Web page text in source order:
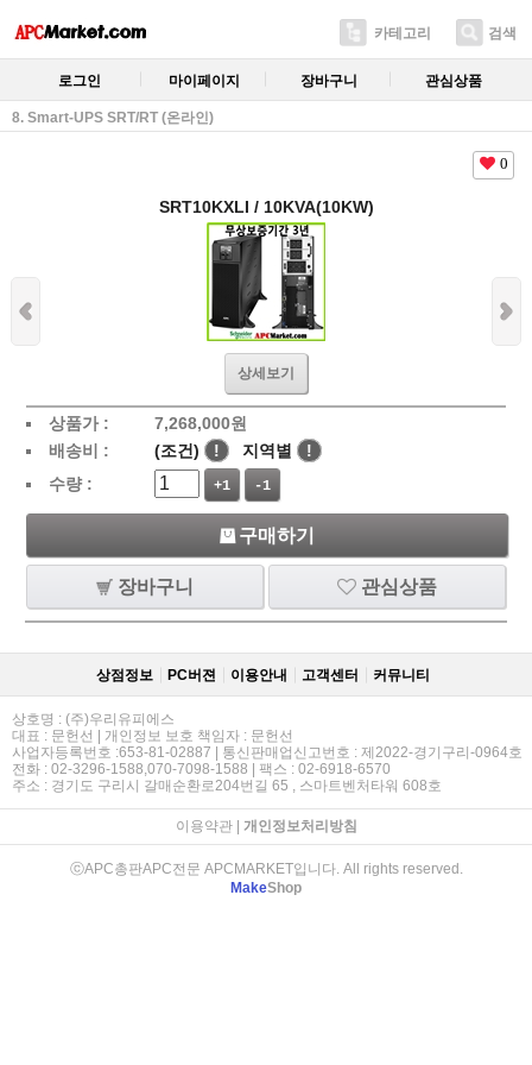
카테고리 검색
로그인 마이페이지 장바구니 관심상품
8. Smart-UPS SRT/RT (온라인)
0
SRT10KXLI / 10KVA(10KW)
상세보기
상품가 : 7,268,000원
배송비 :
(조건) ! 지역별
!
수량 :
+1 -1
구매하기
장바구니 관심상품
상점정보 PC버젼 이용안내 고객센터 커뮤니티
상호명 : (주)우리유피에스
대표 : 문헌선 | 개인정보 보호 책임자 : 문헌선
사업자등록번호 :653-81-02887 | 통신판매업신고번호 : 제2022-경기구리-0964호
전화 : 02-3296-1588,070-7098-1588 | 팩스 : 02-6918-6570
주소 : 경기도 구리시 갈매순환로204번길 65 , 스마트벤처타워 608호
이용약관| 개인정보처리방침
ⓒAPC총판APC전문 APCMARKET입니다. All rights reserved.
MakeShop